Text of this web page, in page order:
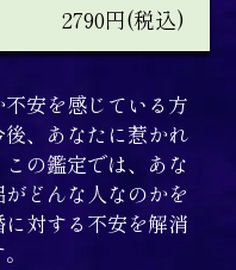
2790円(税込)
安を感じている方
、あなたに惹かれ
の鑑定では、あな
どんな人なのかを
対する不安を解消